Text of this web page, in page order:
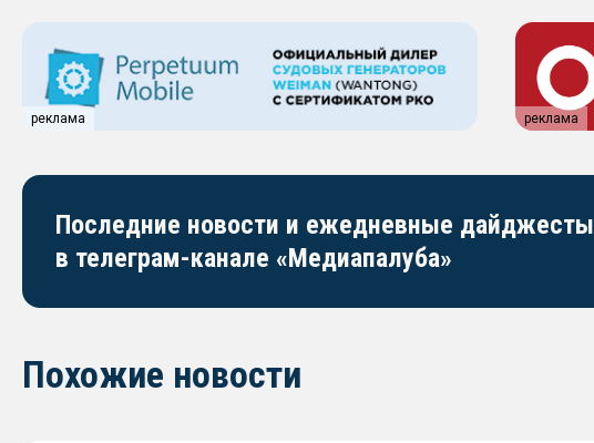
реклама реклама
Последние новости и ежедневные дайджесты
в телеграм-канале «Медиапалуба»
Похожие новости